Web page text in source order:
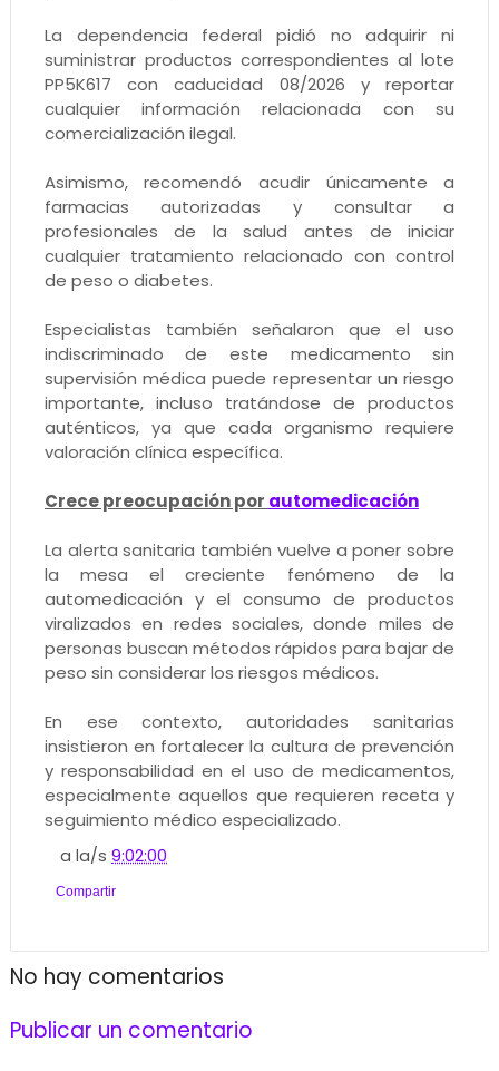
La dependencia federal pidió no adquirir ni
suministrar productos correspondientes al lote
PP5K617 con caducidad 08/2026 y reportar
cualquier información relacionada con su
comercialización ilegal.
Asimismo, recomendó acudir únicamente a
farmacias autorizadas y consultar a
profesionales de la salud antes de iniciar
cualquier tratamiento relacionado con control
de peso o diabetes.
Especialistas también señalaron que el uso
indiscriminado de este medicamento sin
supervisión médica puede representar un riesgo
importante, incluso tratándose de productos
auténticos, ya que cada organismo requiere
valoración clínica específica.
Crece preocupación por automedicación
La alerta sanitaria también vuelve a poner sobre
la mesa el creciente fenómeno de la
automedicación y el consumo de productos
viralizados en redes sociales, donde miles de
personas buscan métodos rápidos para bajar de
peso sin considerar los riesgos médicos.
En ese contexto, autoridades sanitarias
insistieron en fortalecer la cultura de prevención
y responsabilidad en el uso de medicamentos,
especialmente aquellos que requieren receta y
seguimiento médico especializado.
a la/s9:02:00
Compartir
No hay comentarios
Publicar un comentario